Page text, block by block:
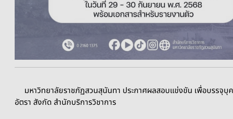
มหาวิทยาลัยราชภัฏสวนสุนันทา ประกาศผลสอบแข่งขัน เพื่อบรรจุบุ
อัตรา สังกัด สำนักบริการวิชาการ